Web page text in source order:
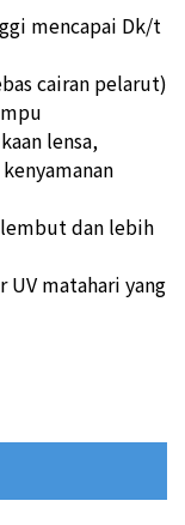
mencapai Dk/t
cairan pelarut)
lensa,
dan lebih
UV matahari yang